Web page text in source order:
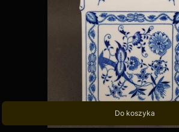
Do koszyka